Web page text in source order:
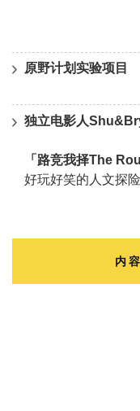
原野计划实验项目
独立电影人
「路竞我择The
好玩好笑的人文探
内